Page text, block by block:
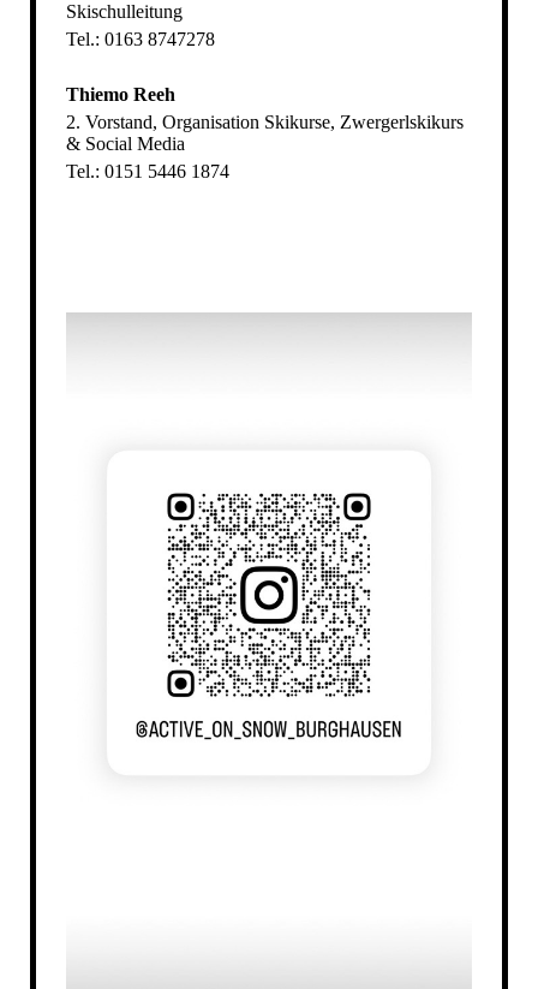
Skischulleitung
Tel.: 0163 8747278
Thiemo Reeh
2. Vorstand, Organisation Skikurse, Zwergerlskikurs
& Social Media
Tel.: 0151 5446 1874